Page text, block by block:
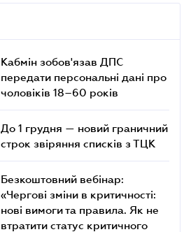
Кабмін зобов'язав ДПС
передати персональні дані про
чоловіків 18–60 років
До 1 грудня — новий граничний
строк звіряння списків з ТЦК
Безкоштовний вебінар:
«Чергові зміни в критичності:
нові вимоги та правила. Як не
втратити статус критичного